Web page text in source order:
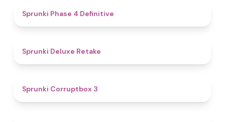
Sprunki Phase 4 Definitive
Sprunki Deluxe Retake
Sprunki Corruptbox 3